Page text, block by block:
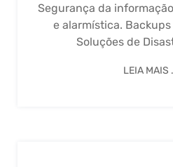
Segurança da
e alarmística.
Soluções de
LEIA MAIS